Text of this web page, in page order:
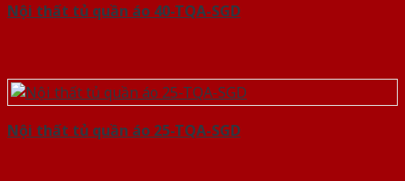
Nội thất tủ quần áo 40-TQA-SGD
Nội thất tủ quần áo 25-TQA-SGD